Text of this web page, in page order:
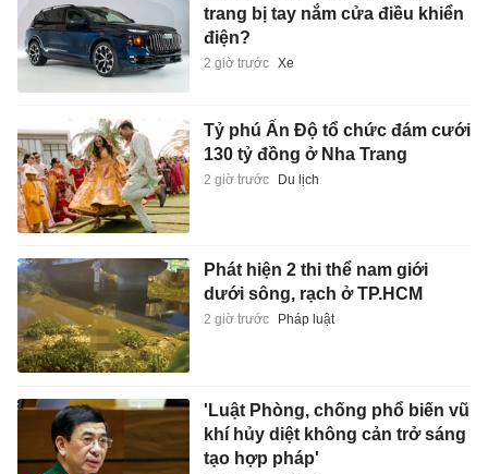
trang bị tay nắm cửa điều khiển
điện?
2 giờ trước Xe
Tỷ phú Ấn Độ tổ chức đám cưới
130 tỷ đồng ở Nha Trang
2 giờ trước Du lịch
Phát hiện 2 thi thể nam giới
dưới sông, rạch ở TP.HCM
2 giờ trước Pháp luật
'Luật Phòng, chống phổ biến vũ
khí hủy diệt không cản trở sáng
tạo hợp pháp'